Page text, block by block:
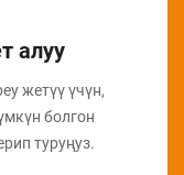
алуу
жетүү үчүн,
болгон
туруңуз.